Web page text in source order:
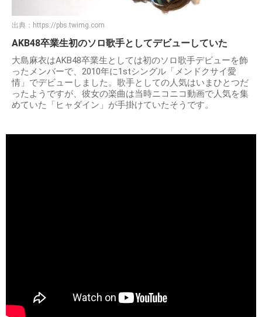
出典： https://pbs.twimg.com
AKB48卒業生初のソロ歌手としてデビューしていた
大島麻衣はAKB48卒業生としては初のソロ歌手デビューを飾
ったメンバーで、2010年に1stシングル「メンドクサイ愛
情」でデビューしました。歌手としての人気はいまひとつだ
ったようですが、彼女の楽曲は当時ニコニコ動画で人気を集
めていた「ヒャダイン」が手掛けていたそうです。